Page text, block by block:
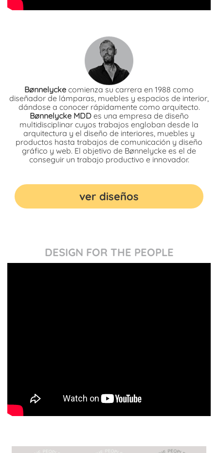
Bønnelycke comienza su carrera en 1988 como
diseñador de lámparas, muebles y espacios de interior,
dándose a conocer rápidamente como arquitecto.
Bønnelycke MDDes una empresa de diseño
multidisciplinar cuyos trabajos engloban desde la
arquitectura y el diseño de interiores, muebles y
productos hasta trabajos de comunicación y diseño
gráfico y web. El objetivo de Bønnelycke es el de
conseguir un trabajo productivo e innovador.
ver diseños
DESIGN FOR THE PEOPLE